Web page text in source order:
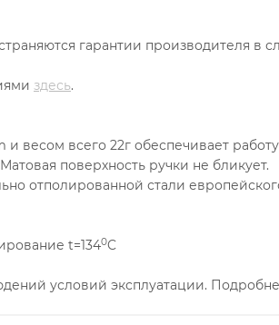
гарантии производителя в
здесь.
весом всего 22г обеспечивает
поверхность ручки не бликует.
отполированной стали
t=1340C
условий эксплуатации.